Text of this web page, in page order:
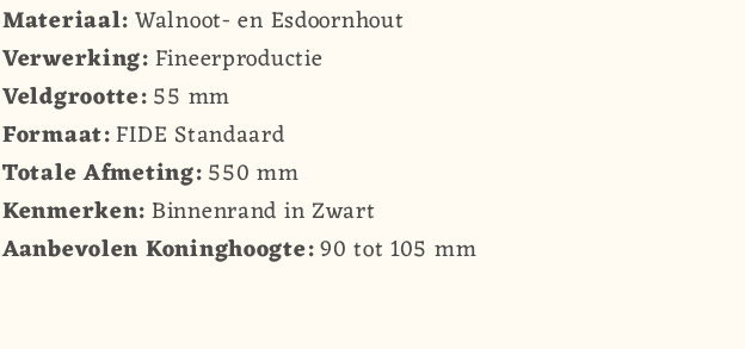
Materiaal:Walnoot- en Esdoornhout
Verwerking:Fineerproductie
Veldgrootte:55 mm
Formaat:FIDE Standaard
Totale Afmeting:550 mm
Kenmerken:Binnenrand in Zwart
Aanbevolen Koninghoogte:90 tot 105 mm